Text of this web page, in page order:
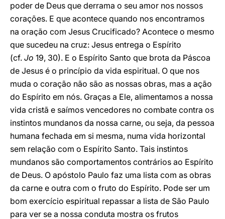
poder de Deus que derrama o seu amor nos nossos
corações. E que acontece quando nos encontramos
na oração com Jesus Crucificado? Acontece o mesmo
que sucedeu na cruz: Jesus entrega o Espírito
(cf. Jo 19, 30). E o Espírito Santo que brota da Páscoa
de Jesus é o princípio da vida espiritual. O que nos
muda o coração não são as nossas obras, mas a ação
do Espírito em nós. Graças a Ele, alimentamos a nossa
vida cristã e saímos vencedores no combate contra os
instintos mundanos da nossa carne, ou seja, da pessoa
humana fechada em si mesma, numa vida horizontal
sem relação com o Espírito Santo. Tais instintos
mundanos são comportamentos contrários ao Espírito
de Deus. O apóstolo Paulo faz uma lista com as obras
da carne e outra com o fruto do Espírito. Pode ser um
bom exercício espiritual repassar a lista de São Paulo
para ver se a nossa conduta mostra os frutos